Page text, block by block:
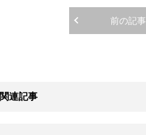
前の記事
関連記事